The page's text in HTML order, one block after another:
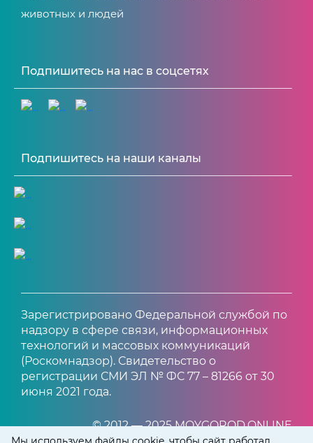
животных и людей
Подпишитесь на нас в соцсетях
Подпишитесь на наши каналы
Зарегистрировано Федеральной службой по
надзору в сфере связи, информационных
технологий и массовых коммуникаций
(Роскомнадзор). Свидетельство о
регистрации СМИ ЭЛ № ФС 77 – 81266 от 30
июня 2021 года.
© 2012 — 2025 MOYGOROD.ONLINE